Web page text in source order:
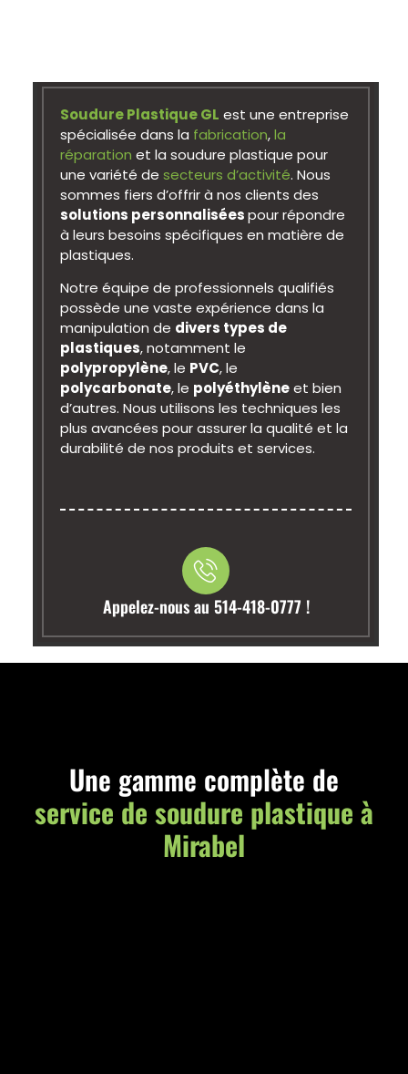
Soudure Plastique GL est une entreprise
spécialisée dans la fabrication,la
réparation et la soudure plastique pour
une variété desecteurs d’activité. Nous
sommes fiers d’offrir à nos clients des
solutions personnaliséespour répondre
à leurs besoins spécifiques en matière de
plastiques.
Notre équipe de professionnels qualifiés
possède une vaste expérience dans la
manipulation de divers types de
plastiques, notamment le
polypropylène, le PVC, le
polycarbonate, le polyéthylèneet bien
d’autres. Nous utilisons les techniques les
plus avancées pour assurer la qualité et la
durabilité de nos produits et services.
Appelez-nous au 514-418-0777 !
Une gamme complète de
service de soudure plastique à
Mirabel